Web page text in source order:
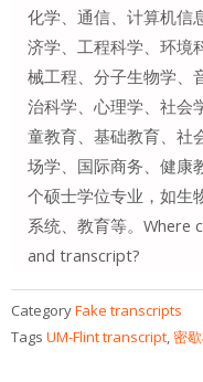
化学、通信、计算机信
济学、工程科学、环境
械工程、分子生物学、
治科学、心理学、社会
童教育、基础教育、社
场学、国际商务、健康
个硕士学位专业，如生
系统、教育等。Where
and transcript?
CategoryFake transcripts
Tags UM-Flint transcript, 密